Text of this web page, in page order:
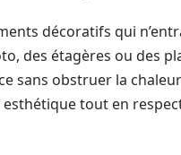
décoratifs qui
des étagères ou des
sans obstruer la
tout en